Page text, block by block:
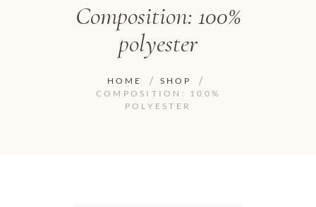
Composition: 100%
polyester
HOME
SHOP
COMPOSITION: 100%
POLYESTER